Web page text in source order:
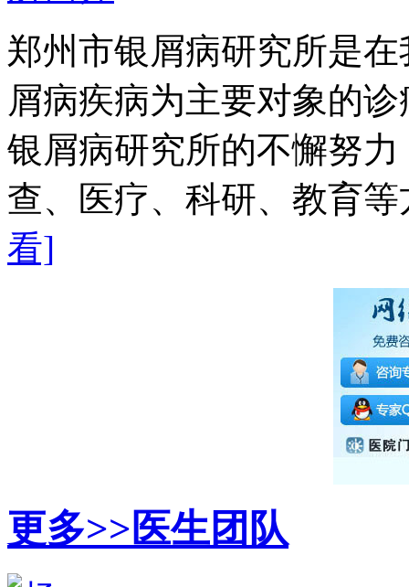
郑州市银屑病研究所是
屑病疾病为主要对象的
银屑病研究所的不懈努
查、医疗、科研、教育
看]
更多>>医生团队